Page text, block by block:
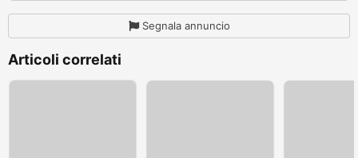
Segnala annuncio
Articoli correlati